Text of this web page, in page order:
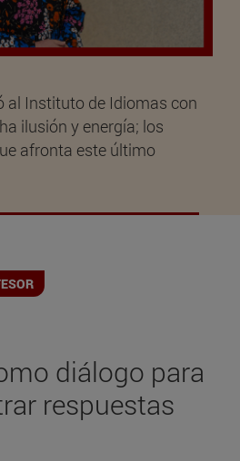
al Instituto de Idiomas con
ilusión y energía; los
afronta este último
diálogo para
respuestas